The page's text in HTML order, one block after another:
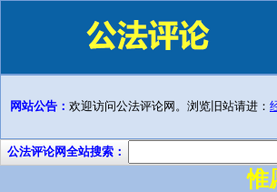
网站公告： 欢迎访问公法评论网。浏览旧站请进：
公法评论网全站搜索：
惟